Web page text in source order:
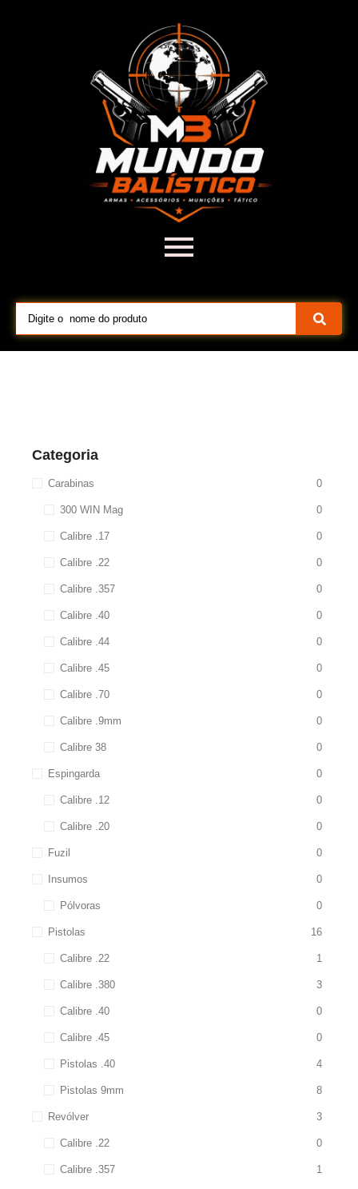
Categoria
Carabinas 0
300 WIN Mag 0
Calibre .17 0
Calibre .22 0
Calibre .357 0
Calibre .40 0
Calibre .44 0
Calibre .45 0
Calibre .70 0
Calibre .9mm 0
Calibre 38 0
Espingarda 0
Calibre .12 0
Calibre .20 0
Fuzil 0
Insumos 0
Pólvoras 0
Pistolas 16
Calibre .22 1
Calibre .380 3
Calibre .40 0
Calibre .45 0
Pistolas .40 4
Pistolas 9mm 8
Revólver 3
Calibre .22 0
Calibre .357 1